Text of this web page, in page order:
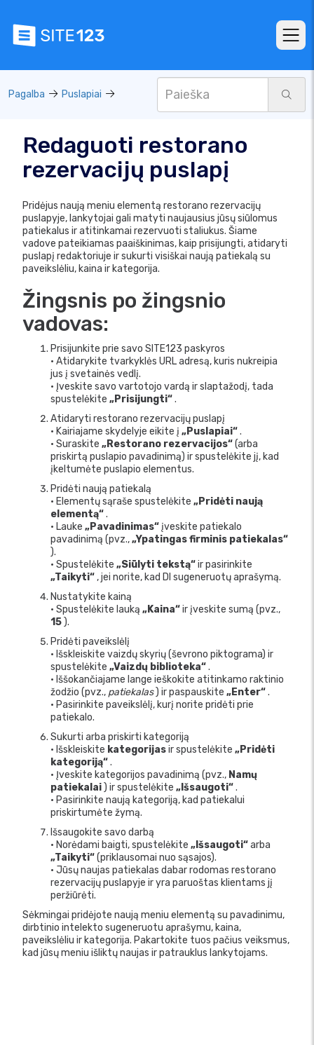
Pagalba Puslapiai
Redaguoti restorano
rezervacijų puslapį
Pridėjus naują meniu elementą restorano rezervacijų
puslapyje, lankytojai gali matyti naujausius jūsų siūlomus
patiekalus ir atitinkamai rezervuoti staliukus. Šiame
vadove pateikiamas paaiškinimas, kaip prisijungti, atidaryti
puslapį redaktoriuje ir sukurti visiškai naują patiekalą su
paveikslėliu, kaina ir kategorija.
Žingsnis po žingsnio
vadovas:
Prisijunkite prie savo SITE123 paskyros
• Atidarykite tvarkyklės URL adresą, kuris nukreipia
jus į svetainės vedlį.
• Įveskite savo vartotojo vardą ir slaptažodį, tada
spustelėkite „Prisijungti“.
Atidaryti restorano rezervacijų puslapį
• Kairiajame skydelyje eikite į „Puslapiai“.
• Suraskite „Restorano rezervacijos“(arba
priskirtą puslapio pavadinimą) ir spustelėkite jį, kad
įkeltumėte puslapio elementus.
Pridėti naują patiekalą
• Elementų sąraše spustelėkite „Pridėti naują
elementą“.
• Lauke „Pavadinimas“įveskite patiekalo
pavadinimą (pvz.,„Ypatingas firminis patiekalas“
).
• Spustelėkite „Siūlyti tekstą“ir pasirinkite
„Taikyti“ , jei norite, kad DI sugeneruotų aprašymą.
Nustatykite kainą
• Spustelėkite lauką „Kaina“ir įveskite sumą (pvz.,
15).
Pridėti paveikslėlį
• Išskleiskite vaizdų skyrių (ševrono piktograma) ir
spustelėkite „Vaizdų biblioteka“.
• Iššokančiajame lange ieškokite atitinkamo raktinio
žodžio (pvz., patiekalas) ir paspauskite „Enter“.
• Pasirinkite paveikslėlį, kurį norite pridėti prie
patiekalo.
Sukurti arba priskirti kategoriją
• Išskleiskite kategorijasir spustelėkite „Pridėti
kategoriją“.
• Įveskite kategorijos pavadinimą (pvz., Namų
patiekalai) ir spustelėkite „Išsaugoti“.
• Pasirinkite naują kategoriją, kad patiekalui
priskirtumėte žymą.
Išsaugokite savo darbą
• Norėdami baigti, spustelėkite „Išsaugoti“arba
„Taikyti“(priklausomai nuo sąsajos).
• Jūsų naujas patiekalas dabar rodomas restorano
rezervacijų puslapyje ir yra paruoštas klientams jį
peržiūrėti.
Sėkmingai pridėjote naują meniu elementą su pavadinimu,
dirbtinio intelekto sugeneruotu aprašymu, kaina,
paveikslėliu ir kategorija. Pakartokite tuos pačius veiksmus,
kad jūsų meniu išliktų naujas ir patrauklus lankytojams.